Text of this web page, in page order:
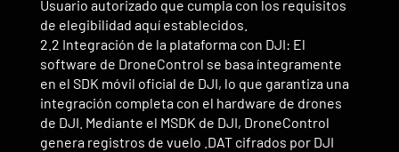
Usuario autorizado que cumpla con los requisitos
de elegibilidad aquí establecidos.
2.2 Integración de la plataforma con DJI: El
software de DroneControl se basa íntegramente
en el SDK móvil oficial de DJI, lo que garantiza una
integración completa con el hardware de drones
de DJI. Mediante el MSDK de DJI, DroneControl
genera registros de vuelo .DAT cifrados por DJI